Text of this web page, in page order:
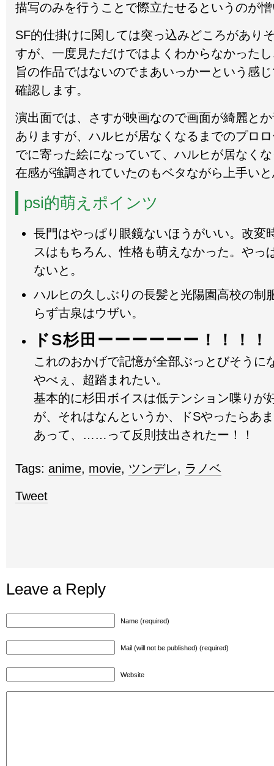
描写のみを行うことで際立たせるというのが
SF的仕掛けに関しては突っ込みどころがあり
すが、一度見ただけではよくわからなかった
旨の作品ではないのでまあいっかーという感
確認します。
演出面では、さすが映画なので画面が綺麗と
ありますが、ハルヒが居なくなるまでのプロ
でに寄った絵になっていて、ハルヒが居なく
在感が強調されていたのもベタながら上手い
psi的萌えポインツ
長門はやっぱり眼鏡ないほうがいい。改変
スはもちろん、性格も萌えなかった。やっ
ないと。
ハルヒの久しぶりの長髪と光陽園高校の制
らず古泉はウザい。
ドS杉田ーーーーーー！！！！
これのおかげで記憶が全部ぶっとびそうに
やべぇ、超踏まれたい。
基本的に杉田ボイスは低テンション喋りが
が、それはなんというか、ドSやったらあ
あって、……って反則技出されたー！！
Tags: anime, movie, ツンデレ, ラノベ
Tweet
Leave a Reply
Name (required)
Mail (will not be published) (required)
Website